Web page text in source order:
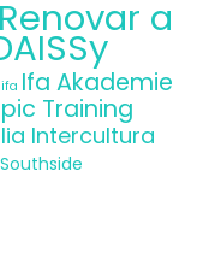
a
ifa Ifa Akademie
Training
Intercultura
Southside